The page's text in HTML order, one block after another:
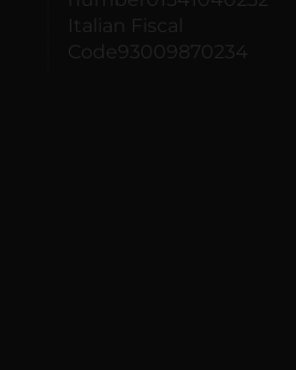
Italian Fiscal
Code93009870234